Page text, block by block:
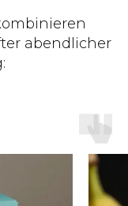
abendlicher